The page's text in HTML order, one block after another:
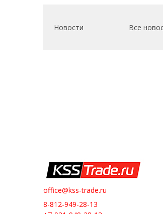
Новости Все
office@kss-trade.ru
8-812-949-28-13